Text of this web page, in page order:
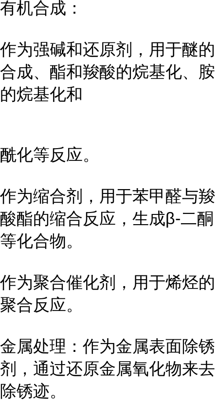
有机合成：
作为强碱和还原剂，用于醚的
合成、酯和羧酸的烷基化、胺
的烷基化和
酰化等反应。
作为缩合剂，用于苯甲醛与羧
酸酯的缩合反应，生成β-二酮
等化合物。
作为聚合催化剂，用于烯烃的
聚合反应。
金属处理：作为金属表面除锈
剂，通过还原金属氧化物来去
除锈迹。